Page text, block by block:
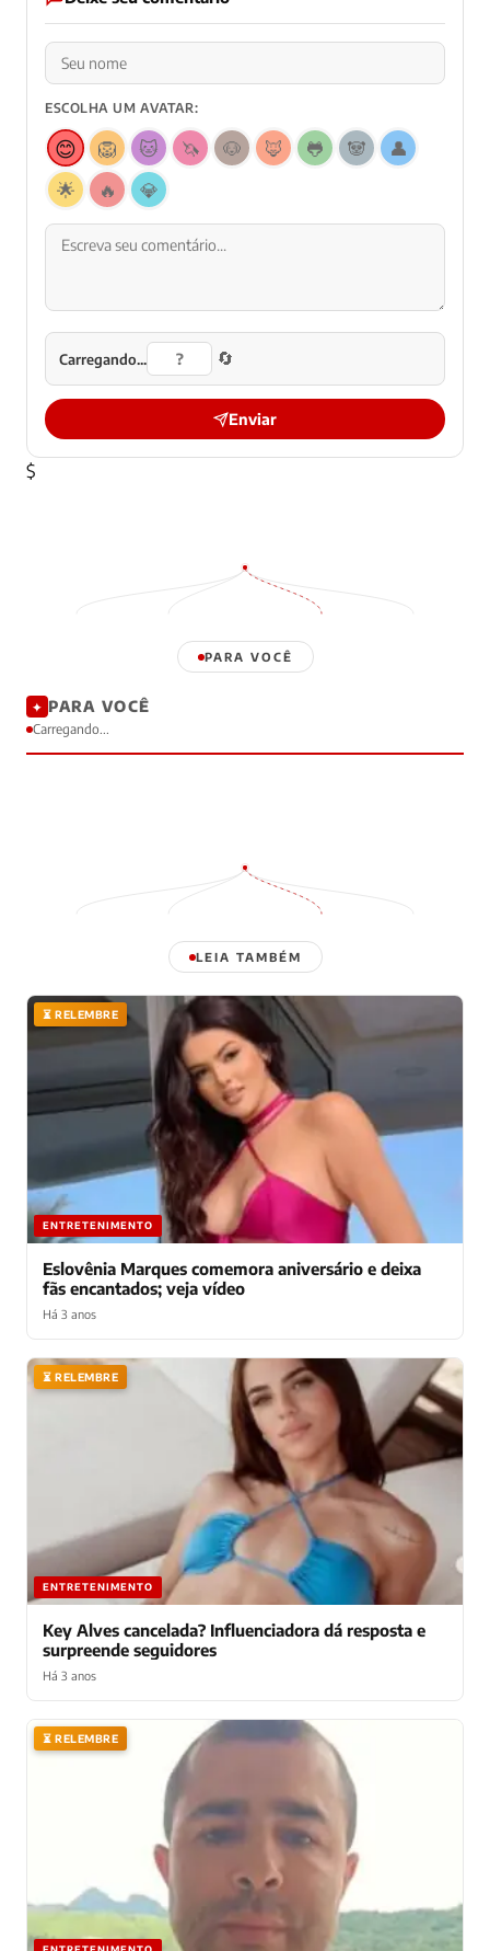
ESCOLHA UM AVATAR:
😊 🦁 🐱 🦄 🐶 🦊 🐸 🐼
👤
🌟
🔥 💎
Carregando... 🔄
Enviar
$
PARA VOCÊ
✦ PARA VOCÊ
Carregando...
LEIA TAMBÉM
⏳ RELEMBRE
ENTRETENIMENTO
Eslovênia Marques comemora aniversário e deixa
fãs encantados; veja vídeo
Há 3 anos
⏳ RELEMBRE
ENTRETENIMENTO
Key Alves cancelada? Influenciadora dá resposta e
surpreende seguidores
Há 3 anos
⏳ RELEMBRE